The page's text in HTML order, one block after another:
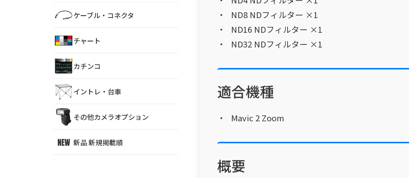
ND8 NDフィルター ×1
ND16 NDフィルター ×1
ND32 NDフィルター ×1
適合機種
Mavic 2 Zoom
概要
ケーブル・コネクタ
チャート
カチンコ
イントレ・台車
その他カメラオプション
新品 新規掲載順